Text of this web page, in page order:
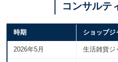
コンサルテ
時期 ショップジ
2026年5月 生活雑貨ジ